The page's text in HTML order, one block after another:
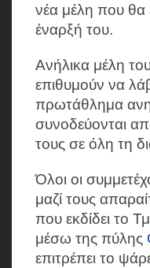
νέα μέλη που θα
έναρξή του.
Ανήλικα μέλη
επιθυμούν να
πρωτάθλημα
συνοδεύονται
τους σε όλη τη
Όλοι οι
μαζί τους
που εκδίδει το
μέσω της πύλης
επιτρέπει το